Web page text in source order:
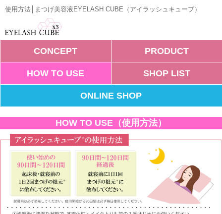
使用方法│まつげ美容液EYELASH CUBE（アイラッシュキューブ）
CONCEPT PRODUCT
HOW TO USE SHOP LIST
ONLINE SHOP
HOW TO USE（使用方法）